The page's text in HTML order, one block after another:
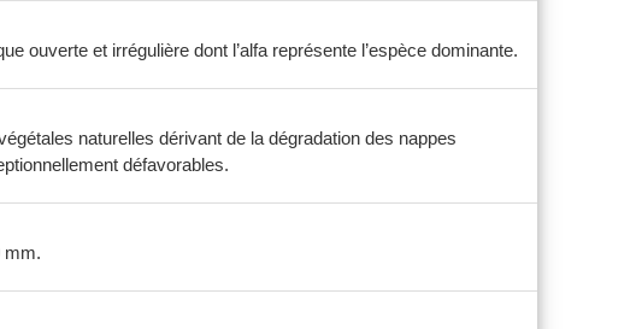
ouverte et irrégulière dont l’alfa représente l’espèce dominante.
naturelles dérivant de la dégradation des nappes
défavorables.
mm.